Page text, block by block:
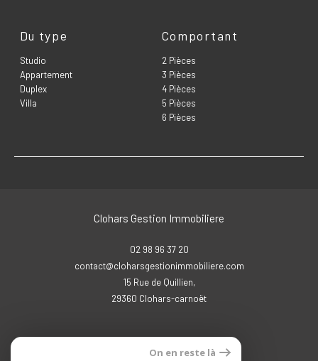
Du type
Studio
Appartement
Duplex
Villa
Comportant
2 Pièces
3 Pièces
4 Pièces
5 Pièces
6 Pièces
Clohars Gestion Immobiliere
02 98 96 37 20
contact@cloharsgestionimmobiliere.com
15 Rue de Quillien,
29360
clohars-carnoët
On en reste là